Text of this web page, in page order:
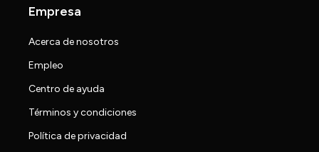
Empresa
Acerca de nosotros
Empleo
Centro de ayuda
Términos y condiciones
Política de privacidad